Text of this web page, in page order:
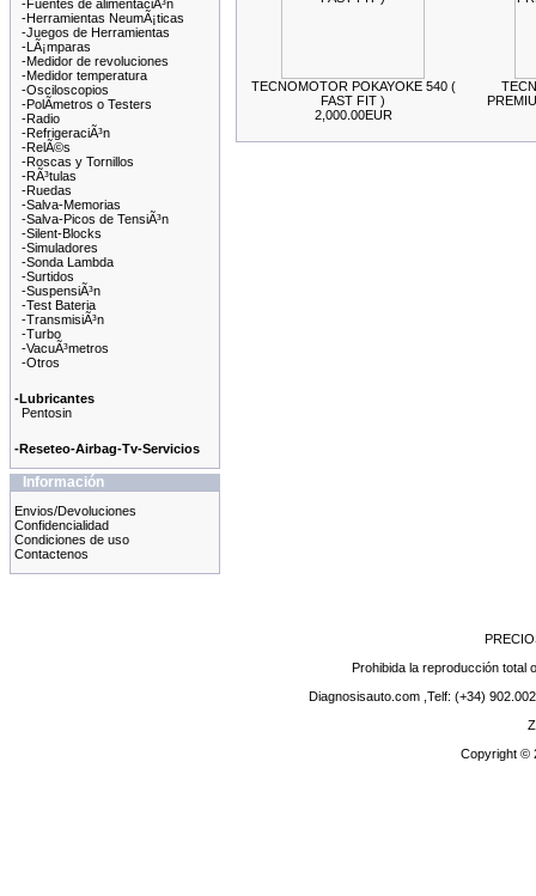
-Fuentes de alimentaciÃ³n
-Herramientas NeumÃ¡ticas
-Juegos de Herramientas
-LÃ¡mparas
-Medidor de revoluciones
-Medidor temperatura
-Osciloscopios
-PolÃ­metros o Testers
-Radio
-RefrigeraciÃ³n
-RelÃ©s
-Roscas y Tornillos
-RÃ³tulas
-Ruedas
-Salva-Memorias
-Salva-Picos de TensiÃ³n
-Silent-Blocks
-Simuladores
-Sonda Lambda
-Surtidos
-SuspensiÃ³n
-Test Bateria
-TransmisiÃ³n
-Turbo
-VacuÃ³metros
-Otros
-Lubricantes
Pentosin
-Reseteo-Airbag-Tv-Servicios
Información
Envios/Devoluciones
Confidencialidad
Condiciones de uso
Contactenos
TECNOMOTOR POKAYOKE 540 (
FAST FIT )
2,000.00EUR
Prohibida la reproducción total
Diagnosisauto.com ,Telf: (+34)
Copyright ©